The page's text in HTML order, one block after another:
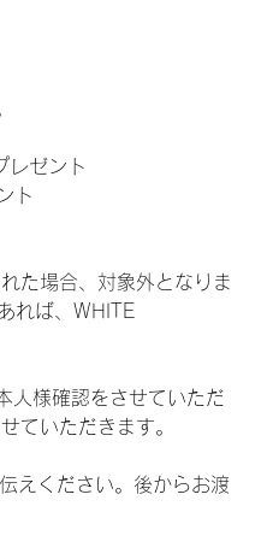
レゼント
ト
た場合、対象外となりま
れば、WHITE
人様確認をさせていただ
ていただきます。
えください。後からお渡